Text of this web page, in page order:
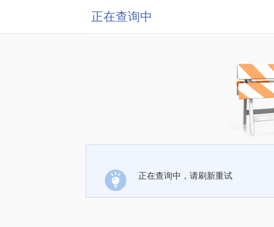
正在查询中
正在查询中，请刷新重试